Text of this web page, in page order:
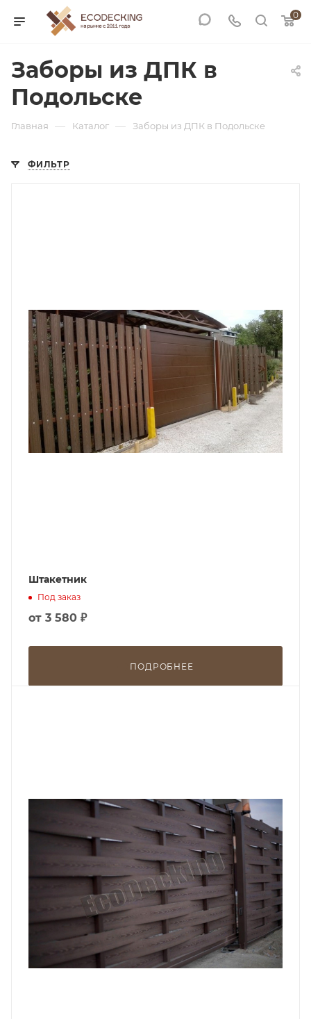
0
Заборы из ДПК в
Подольске
Главная — Каталог — Заборы из ДПК в Подольске
ФИЛЬТР
Штакетник
Под заказ
от 3 580 ₽
ПОДРОБНЕЕ